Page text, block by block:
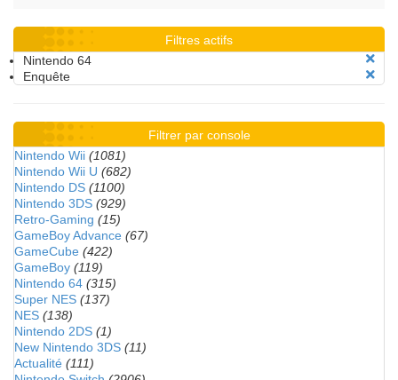
Filtres actifs
Nintendo 64
Enquête
Filtrer par console
Nintendo Wii (1081)
Nintendo Wii U (682)
Nintendo DS (1100)
Nintendo 3DS (929)
Retro-Gaming (15)
GameBoy Advance (67)
GameCube (422)
GameBoy (119)
Nintendo 64 (315)
Super NES (137)
NES (138)
Nintendo 2DS (1)
New Nintendo 3DS (11)
Actualité (111)